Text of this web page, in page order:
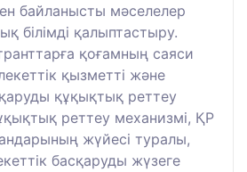
байланысты мәселелер
білімді қалыптастыру.
қоғамның саяси
қызметті және
құқықтық реттеу
реттеу механизмі, ҚР
жүйесі туралы,
басқаруды жүзеге